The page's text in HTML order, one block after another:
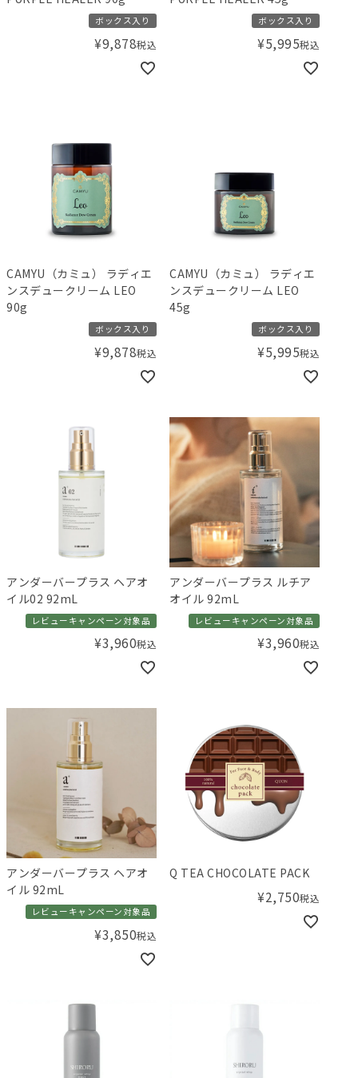
ボックス入り
¥9,878税込
ボックス入り
¥5,995税込
CAMYU（カミュ） ラディエ
ンスデュークリーム LEO
90g
ボックス入り
¥9,878税込
CAMYU（カミュ） ラディエ
ンスデュークリーム LEO
45g
ボックス入り
¥5,995税込
アンダーバープラス ヘアオ
イル02 92mL
レビューキャンペーン対象品
¥3,960税込
アンダーバープラス ルチア
オイル 92mL
レビューキャンペーン対象品
¥3,960税込
アンダーバープラス ヘアオ
イル 92mL
レビューキャンペーン対象品
¥3,850税込
Q TEA CHOCOLATE PACK
¥2,750税込